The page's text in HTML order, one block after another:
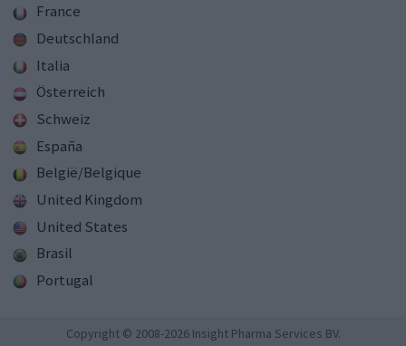
France
Deutschland
Italia
Österreich
Schweiz
España
België/Belgique
United Kingdom
United States
Brasil
Portugal
Copyright © 2008-2026 Insight Pharma Services BV.